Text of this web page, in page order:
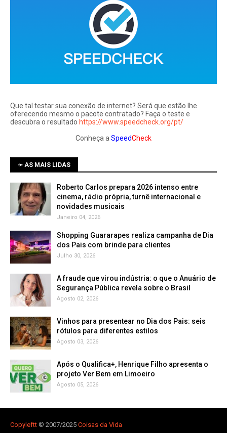
Que tal testar sua conexão de internet? Será que estão lhe
oferecendo mesmo o pacote contratado? Faça o teste e
descubra o resultado https://www.speedcheck.org/pt/
Conheça a SpeedCheck
➛ AS MAIS LIDAS
Roberto Carlos prepara 2026 intenso entre
cinema, rádio própria, turnê internacional e
novidades musicais
Janeiro 04, 2026
Shopping Guararapes realiza campanha de Dia
dos Pais com brinde para clientes
Julho 30, 2026
A fraude que virou indústria: o que o Anuário de
Segurança Pública revela sobre o Brasil
Agosto 02, 2026
Vinhos para presentear no Dia dos Pais: seis
rótulos para diferentes estilos
Agosto 03, 2026
Após o Qualifica+, Henrique Filho apresenta o
projeto Ver Bem em Limoeiro
Agosto 05, 2026
Copyleftt © 2007/2025 Coisas da Vida